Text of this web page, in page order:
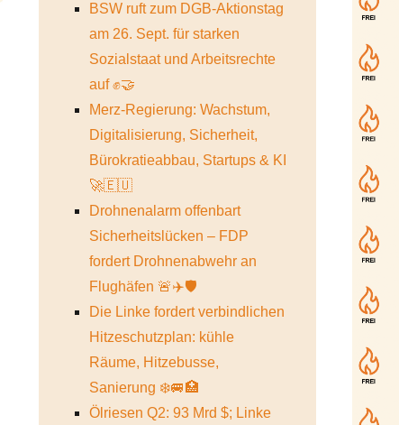
BSW ruft zum DGB-Aktionstag
am 26. Sept. für starken
Sozialstaat und Arbeitsrechte
auf ✊🤝
Merz-Regierung: Wachstum,
Digitalisierung, Sicherheit,
Bürokratieabbau, Startups & KI
🚀🇪🇺
Drohnenalarm offenbart
Sicherheitslücken – FDP
fordert Drohnenabwehr an
Flughäfen 🚨✈️🛡️
Die Linke fordert verbindlichen
Hitzeschutzplan: kühle
Räume, Hitzebusse,
Sanierung ❄️🚐🏥
Ölriesen Q2: 93 Mrd $; Linke